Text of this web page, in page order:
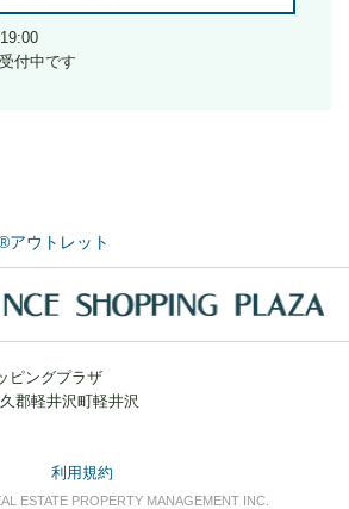
付中です
アウトレット
ピングプラザ
郡軽井沢町軽井沢
利用規約
ESTATE PROPERTY MANAGEMENT INC.